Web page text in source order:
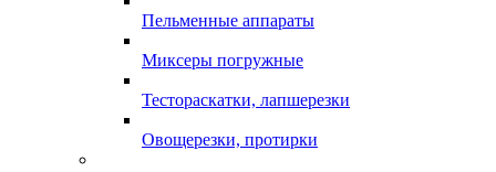
Пельменные аппараты
Миксеры погружные
Тестораскатки, лапшерезки
Овощерезки, протирки